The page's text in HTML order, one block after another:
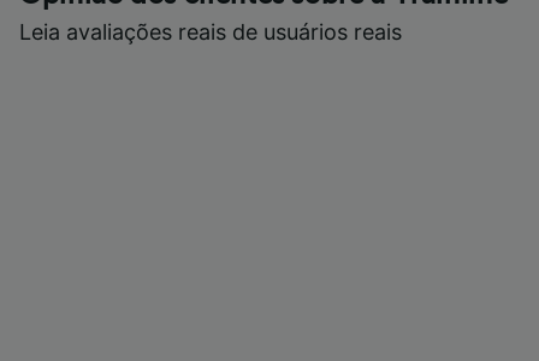
Leia avaliações reais de usuários reais